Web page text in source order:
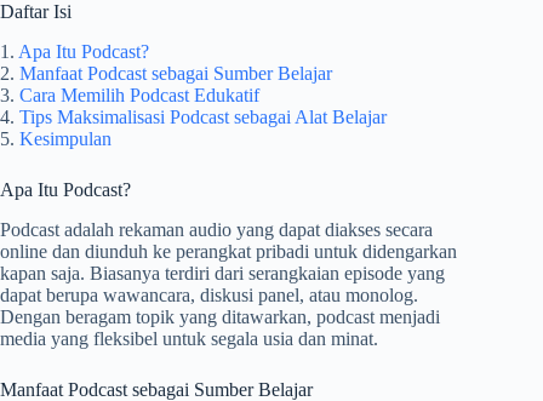
Daftar Isi
1. Apa Itu Podcast?
2. Manfaat Podcast sebagai Sumber Belajar
3. Cara Memilih Podcast Edukatif
4. Tips Maksimalisasi Podcast sebagai Alat Belajar
5. Kesimpulan
Apa Itu Podcast?
Podcast adalah rekaman audio yang dapat diakses secara
online dan diunduh ke perangkat pribadi untuk didengarkan
kapan saja. Biasanya terdiri dari serangkaian episode yang
dapat berupa wawancara, diskusi panel, atau monolog.
Dengan beragam topik yang ditawarkan, podcast menjadi
media yang fleksibel untuk segala usia dan minat.
Manfaat Podcast sebagai Sumber Belajar